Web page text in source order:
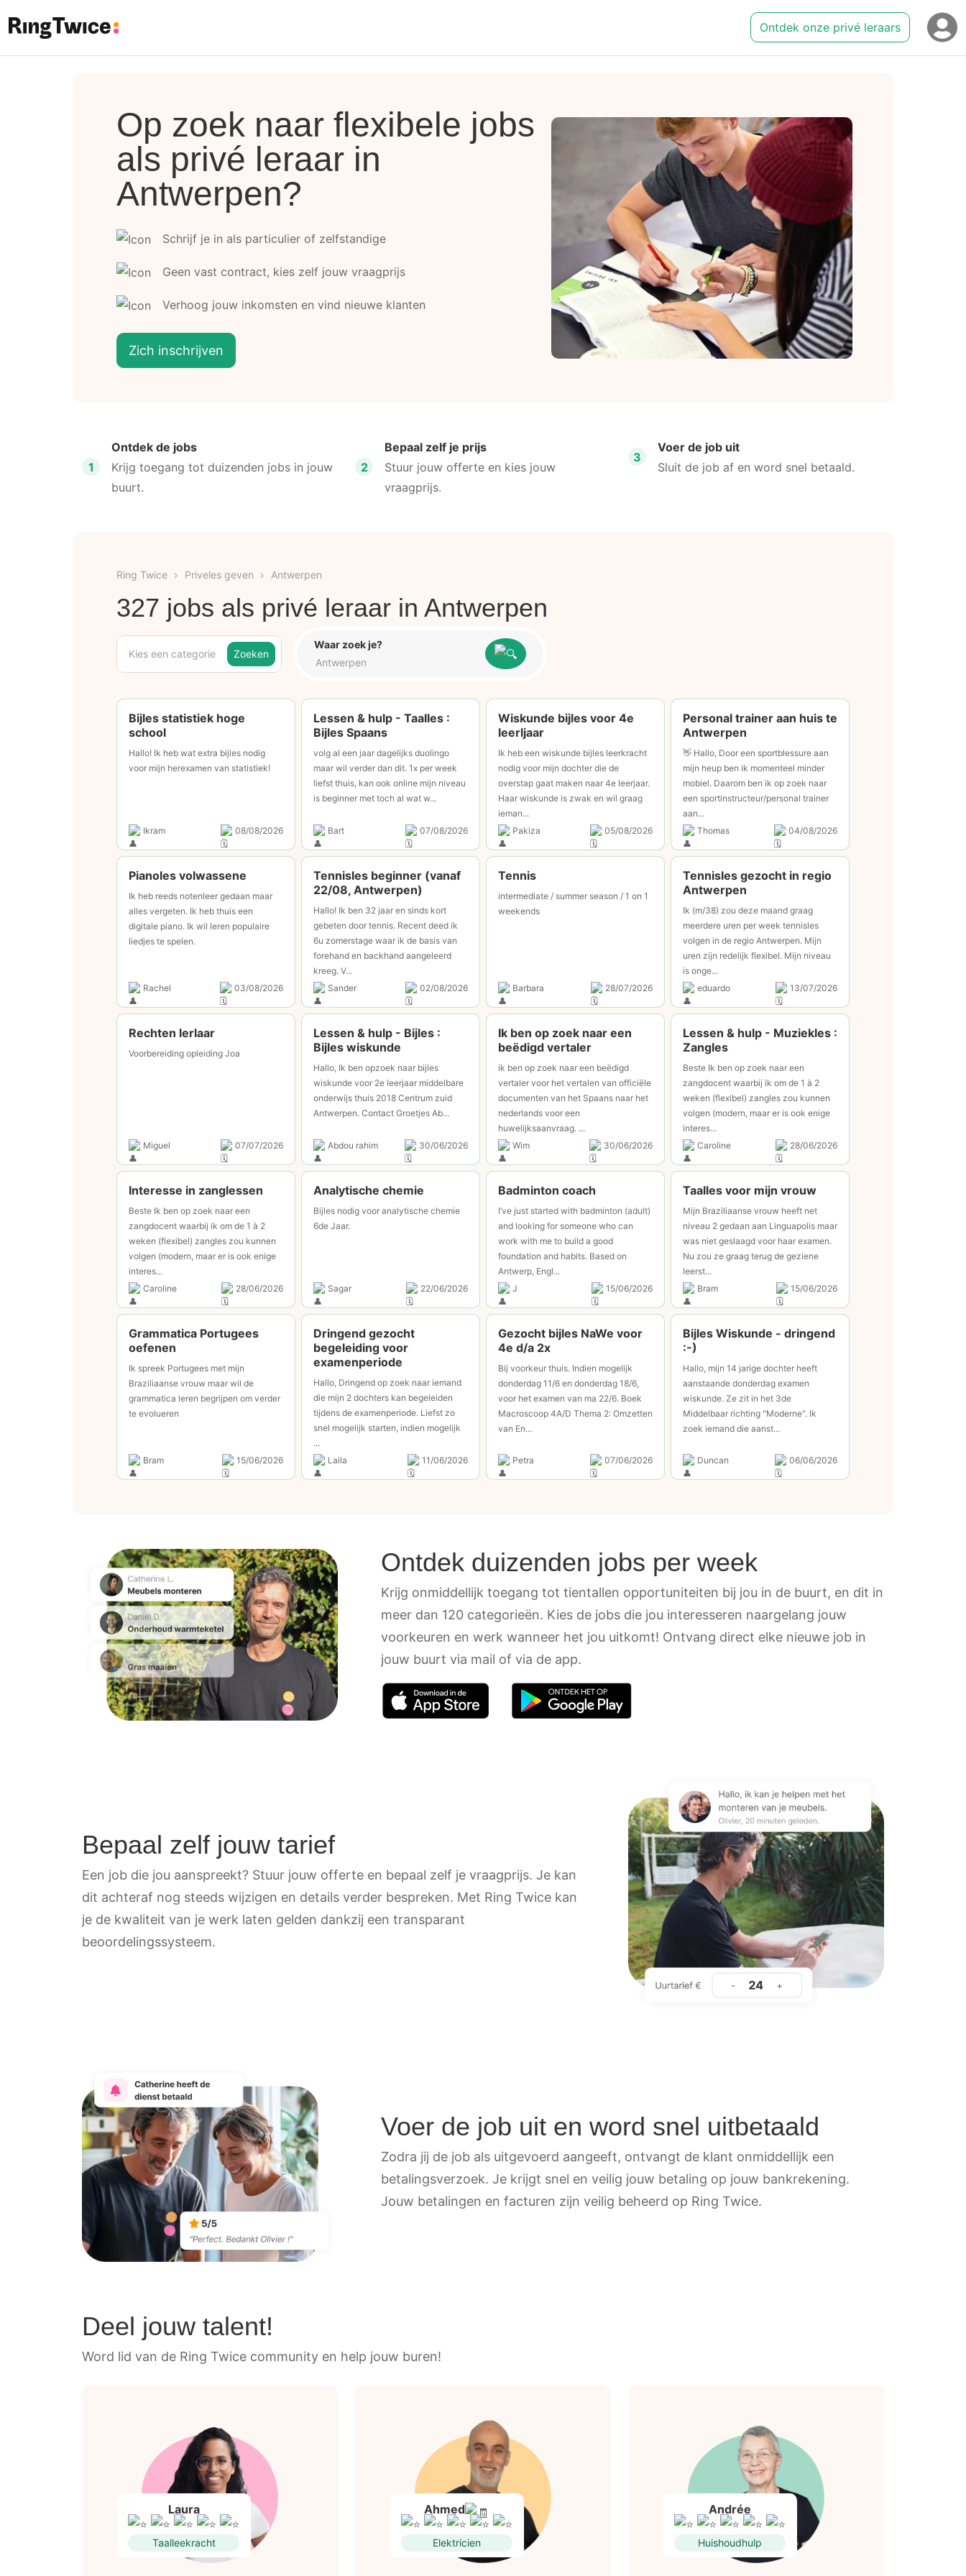
Ontdek onze privé leraars
Op zoek naar flexibele jobs
als privé leraar in
Antwerpen?
Schrijf je in als particulier of zelfstandige
Geen vast contract, kies zelf jouw vraagprijs
Verhoog jouw inkomsten en vind nieuwe klanten
Zich inschrijven
1
Ontdek de jobs
Krijg toegang tot duizenden jobs in jouw
buurt.
2
Bepaal zelf je prijs
Stuur jouw offerte en kies jouw
vraagprijs.
3
Voer de job uit
Sluit de job af en word snel betaald.
Ring Twice Priveles geven Antwerpen
327 jobs als privé leraar in Antwerpen
Kies een categorie Zoeken
Waar zoek je?
Bijles statistiek hoge
school
Hallo! Ik heb wat extra bijles nodig
voor mijn herexamen van statistiek!
Ikram 08/08/2026
Lessen & hulp - Taalles :
Bijles Spaans
volg al een jaar dagelijks duolingo
maar wil verder dan dit. 1x per week
liefst thuis, kan ook online mijn niveau
is beginner met toch al wat w...
Bart 07/08/2026
Wiskunde bijles voor 4e
leerljaar
Ik heb een wiskunde bijles leerkracht
nodig voor mijn dochter die de
overstap gaat maken naar 4e leerjaar.
Haar wiskunde is zwak en wil graag
ieman...
Pakiza
05/08/2026
Personal trainer aan huis te
Antwerpen
👋 Hallo, Door een sportblessure aan
mijn heup ben ik momenteel minder
mobiel. Daarom ben ik op zoek naar
een sportinstructeur/personal trainer
aan...
Thomas
04/08/2026
Pianoles volwassene
Ik heb reeds notenleer gedaan maar
alles vergeten. Ik heb thuis een
digitale piano. Ik wil leren populaire
liedjes te spelen.
Rachel 03/08/2026
Tennisles beginner (vanaf
22/08, Antwerpen)
Hallo! Ik ben 32 jaar en sinds kort
gebeten door tennis. Recent deed ik
6u zomerstage waar ik de basis van
forehand en backhand aangeleerd
kreeg. V...
Sander
02/08/2026
Tennis
intermediate / summer season / 1 on 1
weekends
Barbara 28/07/2026
Tennisles gezocht in regio
Antwerpen
Ik (m/38) zou deze maand graag
meerdere uren per week tennisles
volgen in de regio Antwerpen. Mijn
uren zijn redelijk flexibel. Mijn niveau
is onge...
eduardo
13/07/2026
Rechten lerlaar
Voorbereiding opleiding Joa
Miguel 07/07/2026
Lessen & hulp - Bijles :
Bijles wiskunde
Hallo, Ik ben opzoek naar bijles
wiskunde voor 2e leerjaar middelbare
onderwijs thuis 2018 Centrum zuid
Antwerpen. Contact Groetjes Ab...
Abdou rahim 30/06/2026
Ik ben op zoek naar een
beëdigd vertaler
ik ben op zoek naar een beëdigd
vertaler voor het vertalen van officiële
documenten van het Spaans naar het
nederlands voor een
huwelijksaanvraag. ...
Wim
30/06/2026
Lessen & hulp - Muziekles :
Zangles
Beste Ik ben op zoek naar een
zangdocent waarbij ik om de 1 à 2
weken (flexibel) zangles zou kunnen
volgen (modern, maar er is ook enige
interes...
Caroline
28/06/2026
Interesse in zanglessen
Beste Ik ben op zoek naar een
zangdocent waarbij ik om de 1 à 2
weken (flexibel) zangles zou kunnen
volgen (modern, maar er is ook enige
interes...
Caroline
28/06/2026
Analytische chemie
Bijles nodig voor analytische chemie
6de Jaar.
Sagar 22/06/2026
Badminton coach
I’ve just started with badminton (adult)
and looking for someone who can
work with me to build a good
foundation and habits. Based on
Antwerp, Engl...
J
15/06/2026
Taalles voor mijn vrouw
Mijn Braziliaanse vrouw heeft net
niveau 2 gedaan aan Linguapolis maar
was niet geslaagd voor haar examen.
Nu zou ze graag terug de geziene
leerst...
Bram
15/06/2026
Grammatica Portugees
oefenen
Ik spreek Portugees met mijn
Braziliaanse vrouw maar wil de
grammatica leren begrijpen om verder
te evolueren
Bram 15/06/2026
Dringend gezocht
begeleiding voor
examenperiode
Hallo, Dringend op zoek naar iemand
die mijn 2 dochters kan begeleiden
tijdens de examenperiode. Liefst zo
snel mogelijk starten, indien mogelijk
...
Laila
11/06/2026
Gezocht bijles NaWe voor
4e d/a 2x
Bij voorkeur thuis. Indien mogelijk
donderdag 11/6 en donderdag 18/6,
voor het examen van ma 22/6. Boek
Macroscoop 4A/D Thema 2: Omzetten
van En...
Petra 07/06/2026
Bijles Wiskunde - dringend
:-)
Hallo, mijn 14 jarige dochter heeft
aanstaande donderdag examen
wiskunde. Ze zit in het 3de
Middelbaar richting "Moderne". Ik
zoek iemand die aanst...
Duncan 06/06/2026
Ontdek duizenden jobs per week
Krijg onmiddellijk toegang tot tientallen opportuniteiten bij jou in de buurt, en dit in
meer dan 120 categorieën. Kies de jobs die jou interesseren naargelang jouw
voorkeuren en werk wanneer het jou uitkomt! Ontvang direct elke nieuwe job in
jouw buurt via mail of via de app.
Bepaal zelf jouw tarief
Een job die jou aanspreekt? Stuur jouw offerte en bepaal zelf je vraagprijs. Je kan
dit achteraf nog steeds wijzigen en details verder bespreken. Met Ring Twice kan
je de kwaliteit van je werk laten gelden dankzij een transparant
beoordelingssysteem.
Voer de job uit en word snel uitbetaald
Zodra jij de job als uitgevoerd aangeeft, ontvangt de klant onmiddellijk een
betalingsverzoek. Je krijgt snel en veilig jouw betaling op jouw bankrekening.
Jouw betalingen en facturen zijn veilig beheerd op Ring Twice.
Deel jouw talent!
Word lid van de Ring Twice community en help jouw buren!
Laura
Taalleekracht
Ahmed
Elektricien
Andrée
Huishoudhulp